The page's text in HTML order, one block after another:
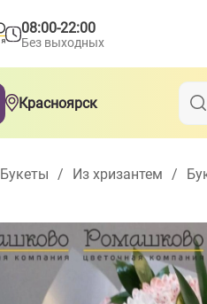
08:00-22:00
Без выходных
Красноярск
Букеты / Из хризантем /